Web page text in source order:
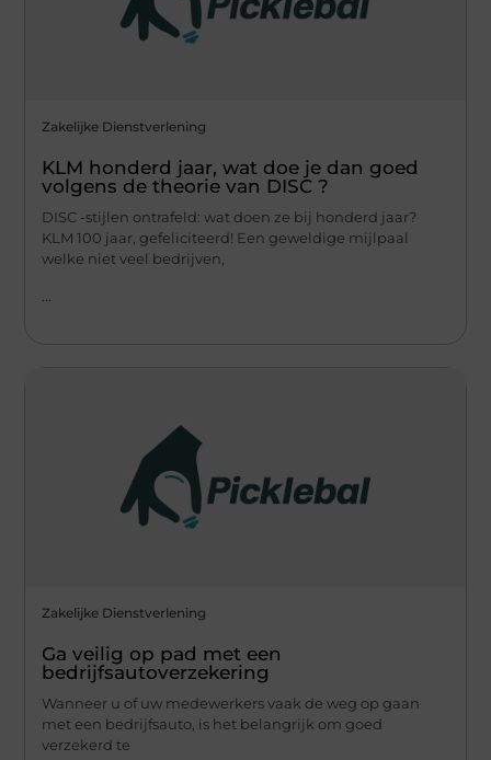
Zakelijke Dienstverlening
KLM honderd jaar, wat doe je dan goed
volgens de theorie van DISC ?
DISC -stijlen ontrafeld: wat doen ze bij honderd jaar?
KLM 100 jaar, gefeliciteerd! Een geweldige mijlpaal
welke niet veel bedrijven,
Zakelijke Dienstverlening
Ga veilig op pad met een
bedrijfsautoverzekering
Wanneer u of uw medewerkers vaak de weg op gaan
met een bedrijfsauto, is het belangrijk om goed
verzekerd te